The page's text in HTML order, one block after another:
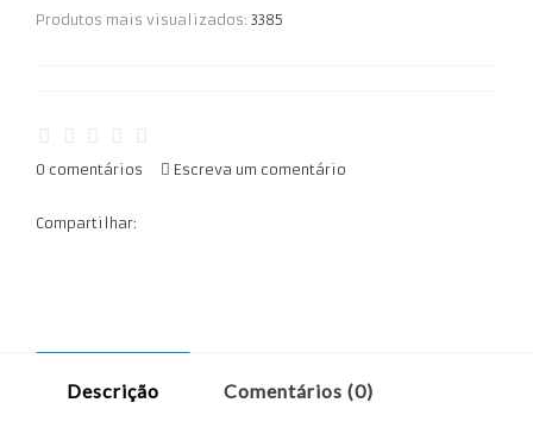
Produtos mais visualizados: 3385
0 comentários Escreva um comentário
Compartilhar:
Descrição Comentários (0)